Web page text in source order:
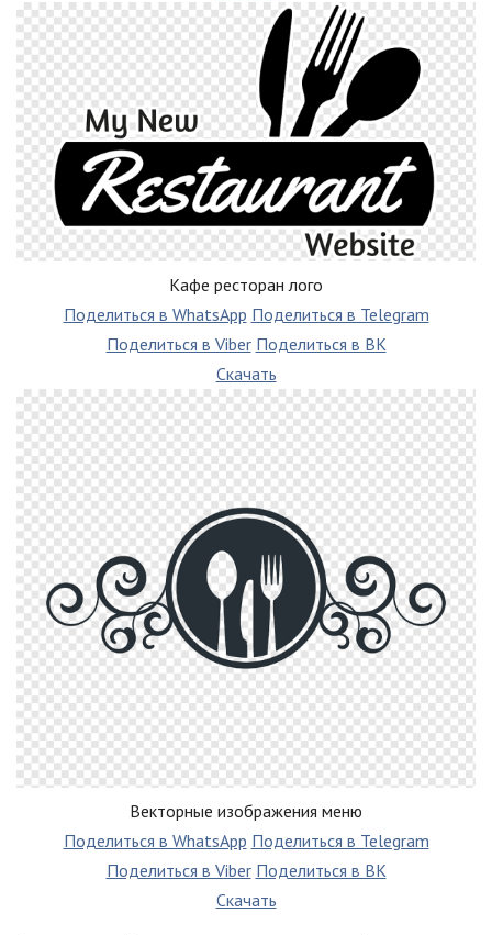
Кафе ресторан лого
Поделиться в WhatsApp Поделиться в Telegram
Поделиться в Viber Поделиться в ВК
Скачать
Векторные изображения меню
Поделиться в WhatsApp Поделиться в Telegram
Поделиться в Viber Поделиться в ВК
Скачать